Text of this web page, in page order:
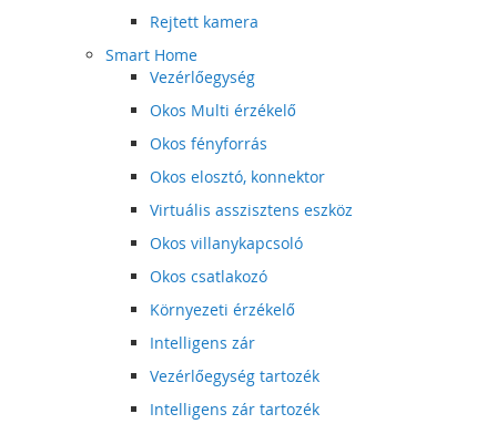
Rejtett kamera
Smart Home
Vezérlőegység
Okos Multi érzékelő
Okos fényforrás
Okos elosztó, konnektor
Virtuális asszisztens eszköz
Okos villanykapcsoló
Okos csatlakozó
Környezeti érzékelő
Intelligens zár
Vezérlőegység tartozék
Intelligens zár tartozék